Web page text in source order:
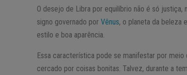
O desejo de Libra por equilíbrio não é só justiça,
signo governado porVênus, o planeta da beleza
estilo e boa aparência.
Essa característica pode se manifestar por
cercado por coisas bonitas. Talvez, durante a